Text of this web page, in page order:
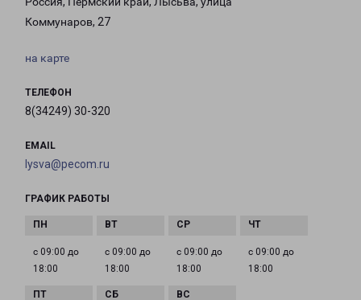
Коммунаров, 27
на карте
ТЕЛЕФОН
8(34249) 30-320
EMAIL
lysva@pecom.ru
ГРАФИК РАБОТЫ
с 09:00 до
18:00
с 09:00 до
18:00
с 09:00 до
18:00
с 09:00 до
18:00